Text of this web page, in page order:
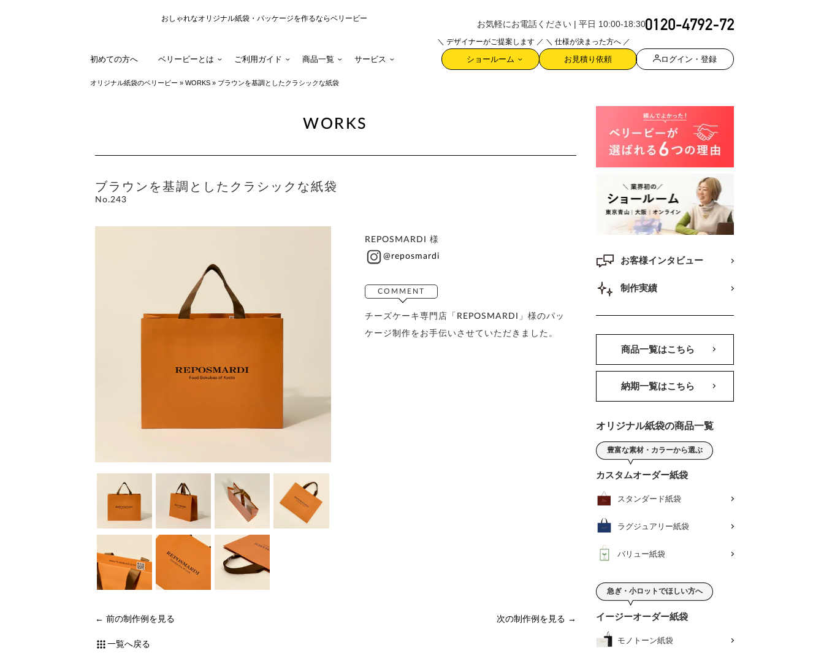
おしゃれなオリジナル紙袋・パッケージを作るならベリービー
お気軽にお電話ください | 平日 10:00-18:30
初めての方へ ベリービーとは ご利用ガイド 商品一覧 サービス
＼ デザイナーがご提案します ／
ショールーム
＼ 仕様が決まった方へ ／
お見積り依頼 ログイン・登録
オリジナル紙袋のベリービー » WORKS » ブラウンを基調としたクラシックな紙袋
WORKS
ブラウンを基調としたクラシックな紙袋
No.243
REPOSMARDI 様
@reposmardi
COMMENT
チーズケーキ専門店「REPOSMARDI」様のパッ
ケージ制作をお手伝いさせていただきました。
前の制作例を見る 次の制作例を見る
一覧へ戻る
お客様インタビュー
制作実績
商品一覧はこちら
納期一覧はこちら
オリジナル紙袋の商品一覧
豊富な素材・カラーから選ぶ
カスタムオーダー紙袋
スタンダード紙袋
ラグジュアリー紙袋
バリュー紙袋
急ぎ・小ロットでほしい方へ
イージーオーダー紙袋
モノトーン紙袋